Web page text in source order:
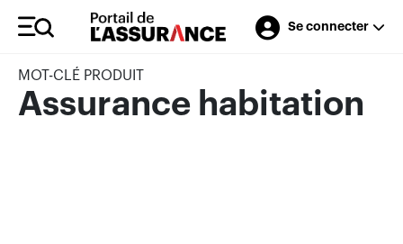
Se connecter
MOT-CLÉ PRODUIT
Assurance habitation